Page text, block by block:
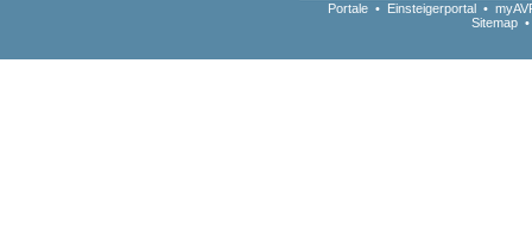
Portale • Einsteigerportal •
Sitemap